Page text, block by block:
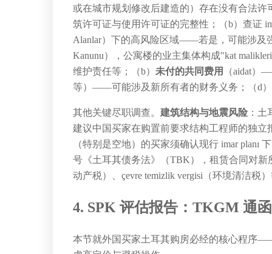
或在城市规划修改后建造的）存在没有合法
筑许可证与使用许可证的完整性；（b）查证
Alanlar）下的高风险区域——若是，可能涉及
Kanunu），公寓楼的业主集体构成"kat
维护责任等；（b） 未付的共同费用
（aidat）
等）——可能涉及新所有者的财务义务；（d
其他关键尽职调查。 建筑结构与地震风险 ：
建议中国买家在购置前要求结构工程师的独立
（特别是空地）的买家须确认现行 imar
号《土耳其债务法》（TBK），租赁合同对新
动产税）、çevre temizlik vergisi（环境清洁
4. SPK 评估报告：TKGM 通
本节就外国买家土耳其购房必经的核心程序